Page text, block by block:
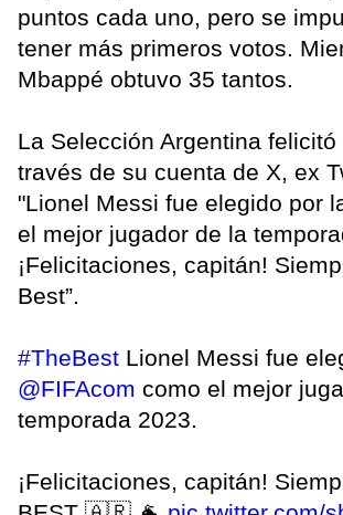
puntos cada uno, pero se
tener más primeros votos.
Mbappé obtuvo 35 tantos.
La Selección Argentina
través de su cuenta de X, ex
"Lionel Messi fue elegido por
el mejor jugador de la
¡Felicitaciones, capitán!
Best”.
#TheBest Lionel Messi fue
@FIFAcom como el mejor
temporada 2023.
¡Felicitaciones, capitán!